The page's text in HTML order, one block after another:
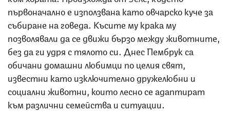
първоначално е използвана като овчарско куче за
събиране на говеда. Късите му крака му
позволявали да се движи бързо между животните,
без да ги удря с тялото си. Днес Пембрук са
обичани домашни любимци по целия свят,
известни като изключително дружелюбни и
социални животни, които лесно се адаптират
към различни семейства и ситуации.